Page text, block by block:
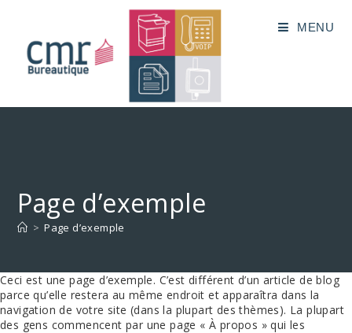
MENU
Page d’exemple
> Page d’exemple
Ceci est une page d’exemple. C’est différent d’un article de blog
parce qu’elle restera au même endroit et apparaîtra dans la
navigation de votre site (dans la plupart des thèmes). La plupart
des gens commencent par une page « À propos » qui les